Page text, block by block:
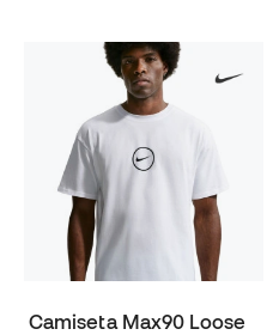
Camiseta Max90 Loose